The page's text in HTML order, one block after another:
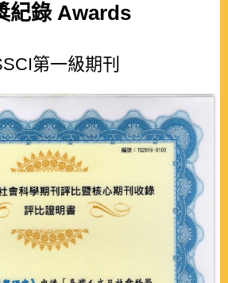
紀錄 Awards
第一級期刊